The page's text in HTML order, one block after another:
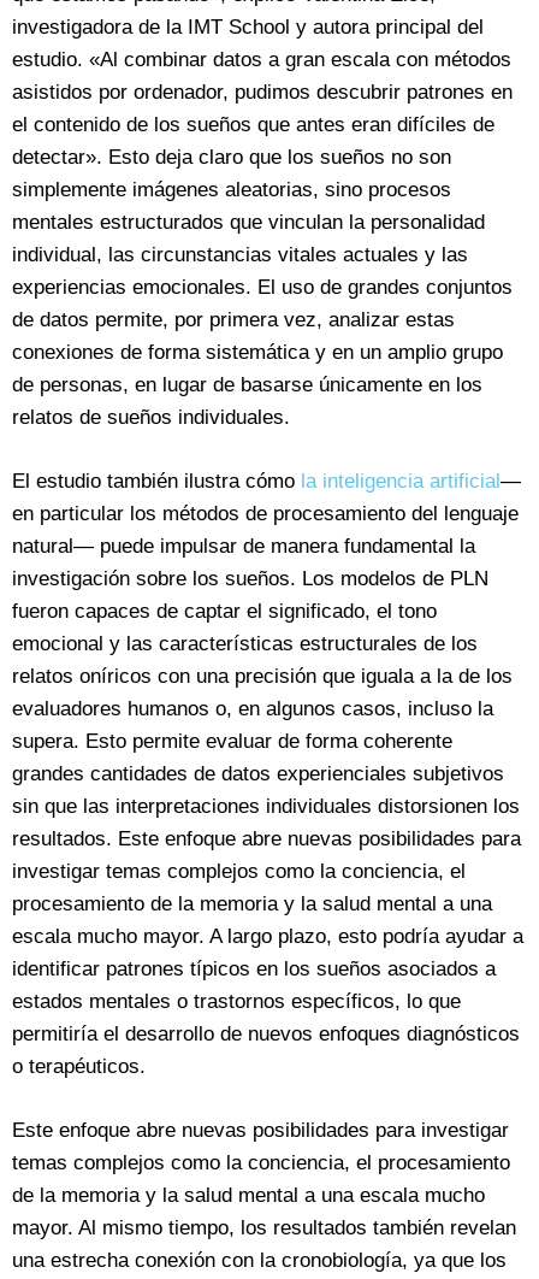
investigadora de la IMT School y autora principal del
estudio. «Al combinar datos a gran escala con métodos
asistidos por ordenador, pudimos descubrir patrones en
el contenido de los sueños que antes eran difíciles de
detectar». Esto deja claro que los sueños no son
simplemente imágenes aleatorias, sino procesos
mentales estructurados que vinculan la personalidad
individual, las circunstancias vitales actuales y las
experiencias emocionales. El uso de grandes conjuntos
de datos permite, por primera vez, analizar estas
conexiones de forma sistemática y en un amplio grupo
de personas, en lugar de basarse únicamente en los
relatos de sueños individuales.
El estudio también ilustra cómo la inteligencia artificial—
en particular los métodos de procesamiento del lenguaje
natural— puede impulsar de manera fundamental la
investigación sobre los sueños. Los modelos de PLN
fueron capaces de captar el significado, el tono
emocional y las características estructurales de los
relatos oníricos con una precisión que iguala a la de los
evaluadores humanos o, en algunos casos, incluso la
supera. Esto permite evaluar de forma coherente
grandes cantidades de datos experienciales subjetivos
sin que las interpretaciones individuales distorsionen los
resultados. Este enfoque abre nuevas posibilidades para
investigar temas complejos como la conciencia, el
procesamiento de la memoria y la salud mental a una
escala mucho mayor. A largo plazo, esto podría ayudar a
identificar patrones típicos en los sueños asociados a
estados mentales o trastornos específicos, lo que
permitiría el desarrollo de nuevos enfoques diagnósticos
o terapéuticos.
Este enfoque abre nuevas posibilidades para investigar
temas complejos como la conciencia, el procesamiento
de la memoria y la salud mental a una escala mucho
mayor. Al mismo tiempo, los resultados también revelan
una estrecha conexión con la cronobiología, ya que los